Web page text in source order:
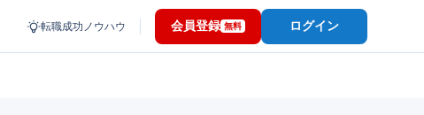
転職成功ノウハウ 会員登録 無料 ログイン